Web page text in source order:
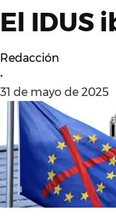
El IDUS
Redacción
•
31 de mayo de 2025